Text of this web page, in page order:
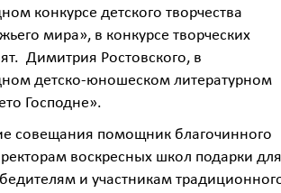
конкурсе детского творчества
мира», в конкурсе творческих
Димитрия Ростовского, в
детско-юношеском литературном
Господне».
совещания помощник благочинного
воскресных школ подарки для
и участникам